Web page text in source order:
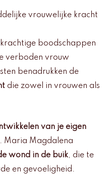
vrouwelijke kracht
boodschappen
verboden vrouw
benadrukken de
die zowel in vrouwen als
van je eigen
Maria Magdalena
wond in de buik, die te
en gevoeligheid.